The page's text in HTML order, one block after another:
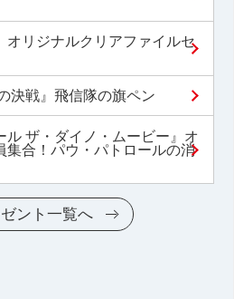
オリジナルクリアファイルセ
決戦』飛信隊の旗ペン
ル ザ・ダイノ・ムービー』オ
集合！パウ・パトロールの消
ント一覧へ